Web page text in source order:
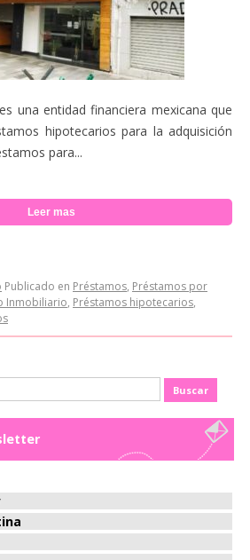
una entidad financiera mexicana que
hipotecarios para la adquisición
para...
Leer mas
Publicado en Préstamos, Préstamos por
Inmobiliario, Préstamos hipotecarios,